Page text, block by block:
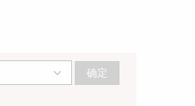
确定